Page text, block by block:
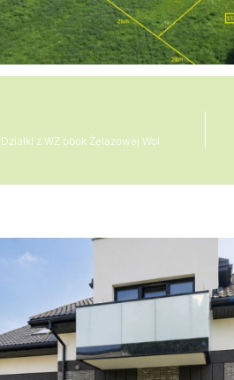
z WZ obok Żelazowej Wol